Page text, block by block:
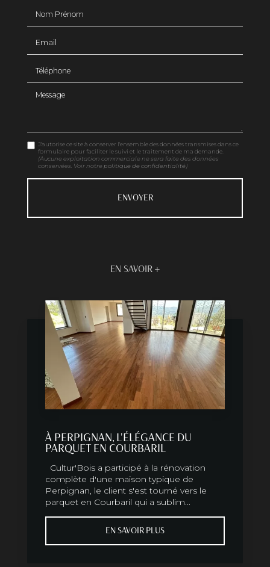
Message
J'autorise ce site à conserver l'ensemble des données transmises dans ce
formulaire pour faciliter le suivi et le traitement de ma demande.
(Aucune exploitation commerciale ne sera faite des données
conservées. Voir notre politique de confidentialité)
EN SAVOIR +
À PERPIGNAN, L'ÉLÉGANCE DU
PARQUET EN COURBARIL
Cultur'Bois a participé à la rénovation
complète d'une maison typique de
Perpignan, le client s'est tourné vers le
parquet en Courbaril qui a sublim...
EN SAVOIR PLUS